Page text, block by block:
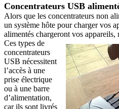
Concentrateurs USB
Alors que les concentrateurs non
un système hôte pour charger vos
alimentés chargeront vos appareils,
Ces types de
concentrateurs
USB nécessitent
l’accès à une
prise électrique
ou à une barre
d’alimentation,
car ils sont livrés